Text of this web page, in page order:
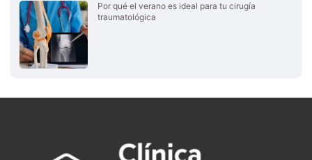
Por qué el verano es ideal para tu cirugía
traumatológica